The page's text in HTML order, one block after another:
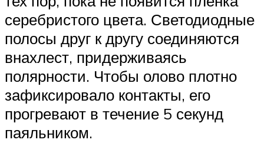
серебристого цвета. Светодиодные
полосы друг к другу соединяются
внахлест, придерживаясь
полярности. Чтобы олово плотно
зафиксировало контакты, его
прогревают в течение 5 секунд
паяльником.